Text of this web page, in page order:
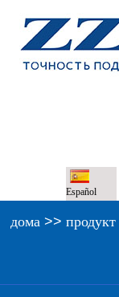
Español
дома >> продукт